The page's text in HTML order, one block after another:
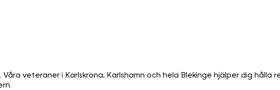
veteraner i Karlskrona, Karlshamn och hela Blekinge hjälper dig hålla